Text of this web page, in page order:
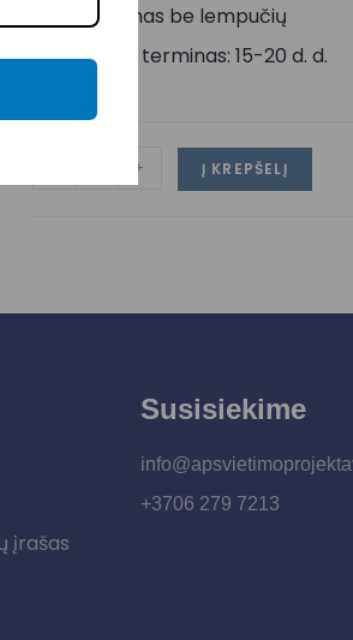
Parduodamas be lempučių
Pristatymo terminas: 15-20 d. d.
+ Į KREPŠELĮ
įrašas
Susisiekime
+3706 279 7213